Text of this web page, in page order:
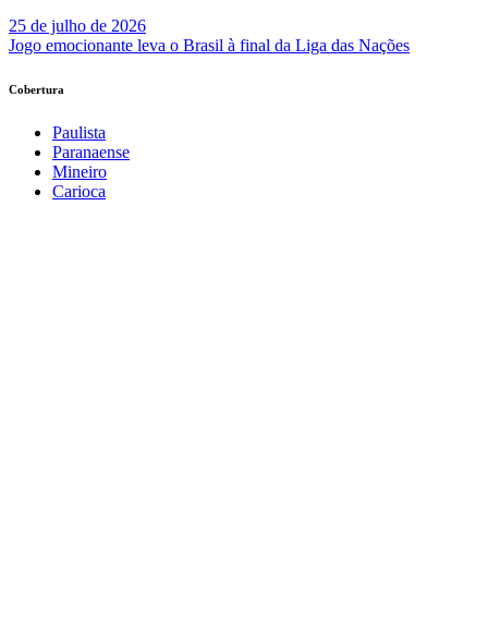
25 de julho de 2026
Jogo emocionante leva o Brasil à final da Liga das Nações
Cobertura
Paulista
Paranaense
Mineiro
Carioca